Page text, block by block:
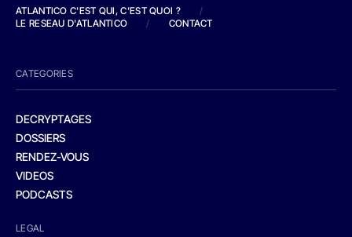
ATLANTICO C'EST QUI, C'EST QUOI ?
/
LE RESEAU D'ATLANTICO
/ CONTACT
CATEGORIES
DECRYPTAGES
DOSSIERS
RENDEZ-VOUS
VIDEOS
PODCASTS
LEGAL